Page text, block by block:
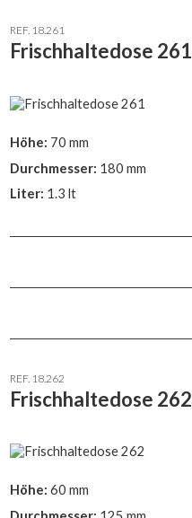
REF. 18.261
Frischhaltedose 261
Höhe: 70 mm
Durchmesser: 180 mm
Liter: 1.3 lt
REF. 18.262
Frischhaltedose 262
Höhe: 60 mm